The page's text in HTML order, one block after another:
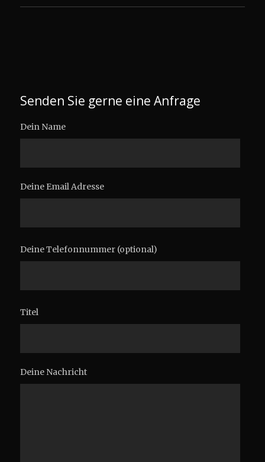
Senden Sie gerne eine Anfrage
Dein Name
Deine Email Adresse
Deine Telefonnummer (optional)
Titel
Deine Nachricht